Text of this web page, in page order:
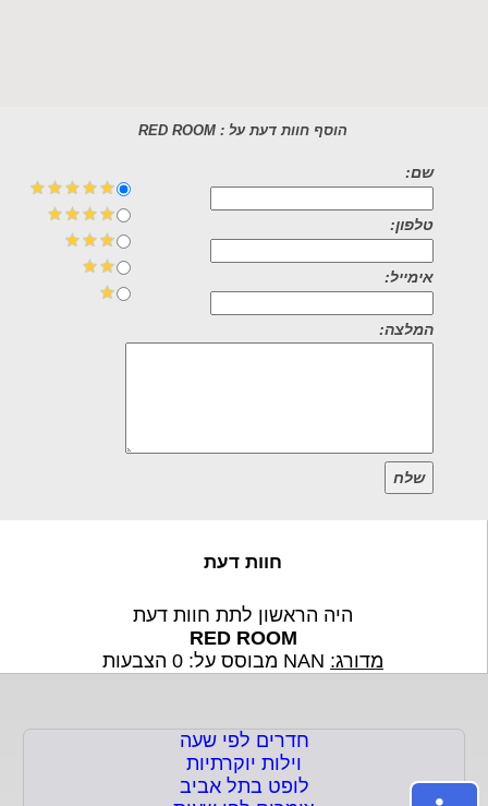
הוסף חוות דעת על : RED ROOM
שם:
טלפון:
אימייל:
המלצה:
שלח
חוות דעת
היה הראשון לתת חוות דעת
RED ROOM
מדורג: NAN מבוסס על: 0 הצבעות
חדרים לפי שעה
וילות יוקרתיות
לופט בתל אביב